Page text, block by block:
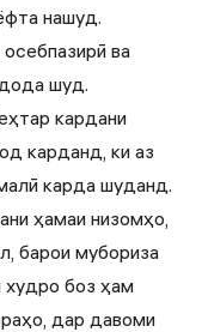
нашуд.
ва
шуд.
кардани
карданд, ки аз
карда шуданд.
ҳамаи низомҳо,
барои мубориза
худро боз ҳам
дар давоми